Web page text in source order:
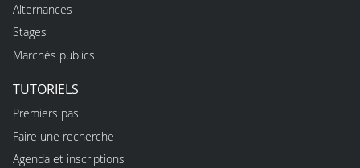
Alternances
Stages
Marchés publics
TUTORIELS
Premiers pas
Faire une recherche
Agenda et inscriptions